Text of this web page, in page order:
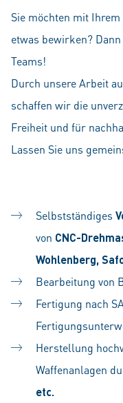
Sie möchten mit
etwas bewirken?
Teams!
Durch unsere Arbeit
schaffen wir die
Freiheit und für
Lassen Sie uns
Selbstständiges
von CNC-
Wohlenberg,
Bearbeitung von
Fertigung nach
Herstellung
Waffenanlagen
etc.